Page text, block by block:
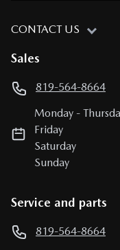
CONTACT US
Sales
819-564-8664
Monday -
Friday
Saturday
Sunday
Service and parts
819-564-8664